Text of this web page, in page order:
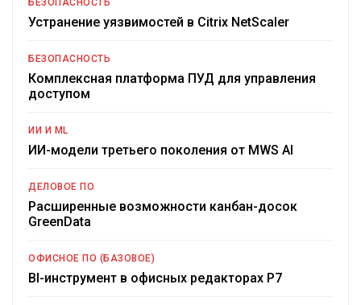
БЕЗОПАСНОСТЬ
Устранение уязвимостей в Citrix NetScaler
БЕЗОПАСНОСТЬ
Комплексная платформа ПУД для управления
доступом
ИИ И ML
ИИ-модели третьего поколения от MWS AI
ДЕЛОВОЕ ПО
Расширенные возможности канбан-досок
GreenData
ОФИСНОЕ ПО (БАЗОВОЕ)
BI-инструмент в офисных редакторах Р7